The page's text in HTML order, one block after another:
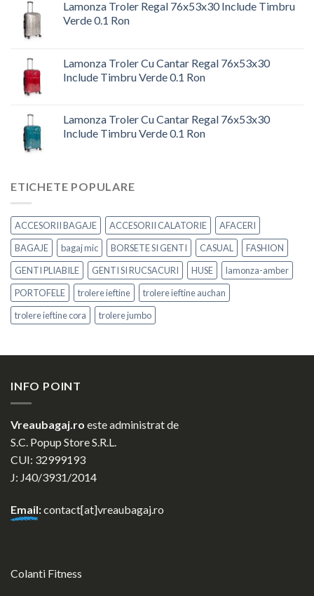
Lamonza Troler Regal 76x53x30 Include Timbru
Verde 0.1 Ron
a
fost:
este:
644,00 lei.
Lamonza Troler Cu Cantar Regal 76x53x30
Include Timbru Verde 0.1 Ron
a
fost:
este:
644,00 lei.
Lamonza Troler Cu Cantar Regal 76x53x30
Include Timbru Verde 0.1 Ron
a
fost:
este:
644,00 lei.
ETICHETE POPULARE
ACCESORII BAGAJE ACCESORII CALATORIE
AFACERI
BAGAJE
bagaj mic BORSETE SI GENTI CASUAL
FASHION
GENTI PLIABILE
GENTI SI RUCSACURI HUSE
lamonza-amber
PORTOFELE
trolere ieftine
trolere ieftine auchan
trolere ieftine cora
trolere jumbo
INFO POINT
Vreaubagaj.ro este administrat de
S.C. Popup Store S.R.L.
CUI: 32999193
J: J40/3931/2014
Email:contact[at]vreaubagaj.ro
Colanti Fitness